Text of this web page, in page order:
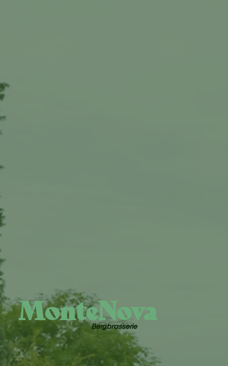
MonteNova
Bergbrasserie